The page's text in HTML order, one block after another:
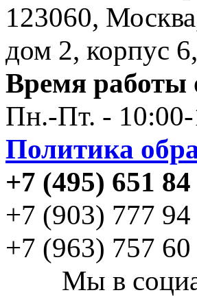
123060,
дом 2, корпус
Время работы
Пн.-Пт. -
Политика
+7 (495) 651
+7 (903) 777
+7 (963) 757
Мы в